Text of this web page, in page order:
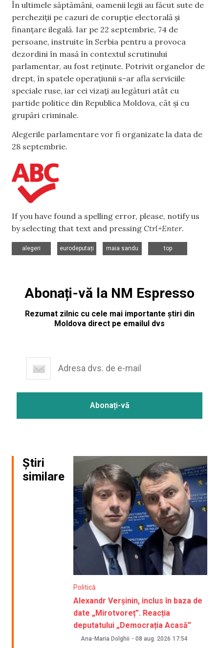
În ultimele săptămâni, oamenii legii au făcut sute de
percheziții pe cazuri de corupție electorală și
finanțare ilegală. Iar pe 22 septembrie, 74 de
persoane, instruite în Serbia pentru a provoca
dezordini în masă în contextul scrutinului
parlamentar, au fost reținute. Potrivit organelor de
drept, în spatele operațiunii s-ar afla serviciile
speciale ruse, iar cei vizați au legături atât cu
partide politice din Republica Moldova, cât și cu
grupări criminale.
Alegerile parlamentare vor fi organizate la data de
28 septembrie.
If you have found a spelling error, please, notify us
by selecting that text and pressing Ctrl+Enter.
alegeri
eurodeputați
maia sandu
top
Abonați-vă la NM Espresso
Rezumat zilnic cu cele mai importante știri din
Moldova direct pe emailul dvs
Știri
similare
Politică
Alexandr Verșinin, inclus în baza de
date „Mirotvoreț”. Reacția
deputatului „Democrația Acasă”
Ana-Maria Dolghii - 08 aug. 2026 17:54